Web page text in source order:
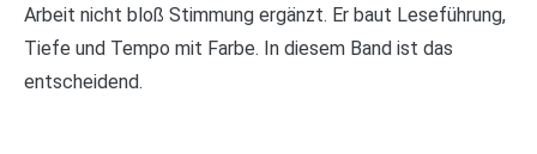
Arbeit nicht bloß Stimmung ergänzt. Er baut Leseführung,
Tiefe und Tempo mit Farbe. In diesem Band ist das
entscheidend.